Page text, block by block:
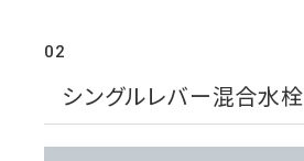
02
シングルレバー混合水栓